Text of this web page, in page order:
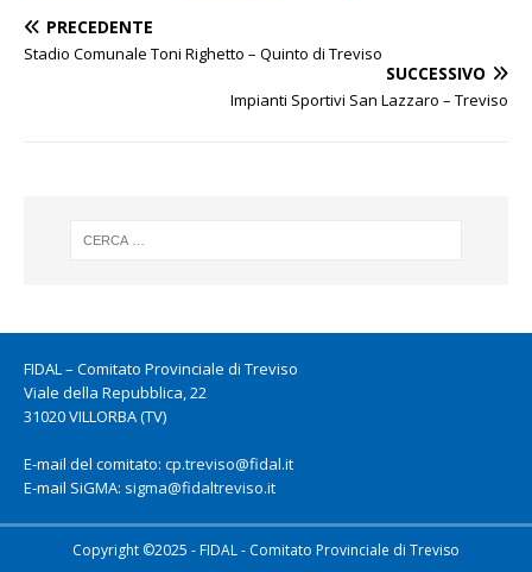
PRECEDENTE
Stadio Comunale Toni Righetto – Quinto di Treviso
SUCCESSIVO
Impianti Sportivi San Lazzaro – Treviso
FIDAL – Comitato Provinciale di Treviso
Viale della Repubblica, 22
31020 VILLORBA (TV)
E-mail del comitato: cp.treviso@fidal.it
E-mail SiGMA: sigma@fidaltreviso.it
Copyright ©2025 - FIDAL - Comitato Provinciale di Treviso